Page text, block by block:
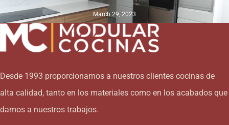
March 29, 2023
Desde 1993 proporcionamos a nuestros clientes cocinas de
alta calidad, tanto en los materiales como en los acabados que
damos a nuestros trabajos.